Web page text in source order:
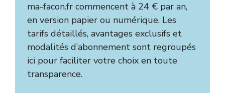
ma-facon.fr commencent à 24 € par an,
en version papier ou numérique. Les
tarifs détaillés, avantages exclusifs et
modalités d’abonnement sont regroupés
ici pour faciliter votre choix en toute
transparence.